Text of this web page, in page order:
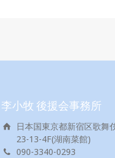
李小牧 後援会事務所
日本国東京都新宿区歌舞
23-13-4F(湖南菜館)
090-3340-0293